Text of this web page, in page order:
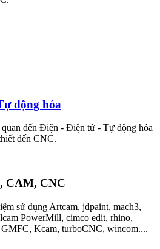
động hóa
quan đến Điện - Điện tử - Tự động hóa
đến CNC.
CAM, CNC
sử dụng Artcam, jdpaint, mach3,
PowerMill, cimco edit, rhino,
Kcam, turboCNC, wincom....